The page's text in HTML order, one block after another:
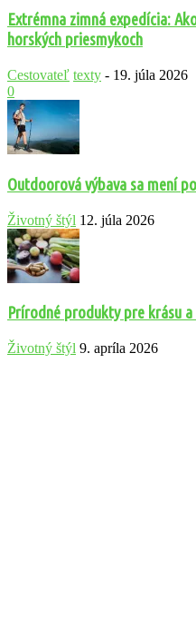
Extrémna zimná expedícia:
horských priesmykoch
Cestovateľ texty - 19. júla 2026
0
Outdoorová výbava sa mení
Životný štýl 12. júla 2026
Prírodné produkty pre krásu
Životný štýl 9. apríla 2026